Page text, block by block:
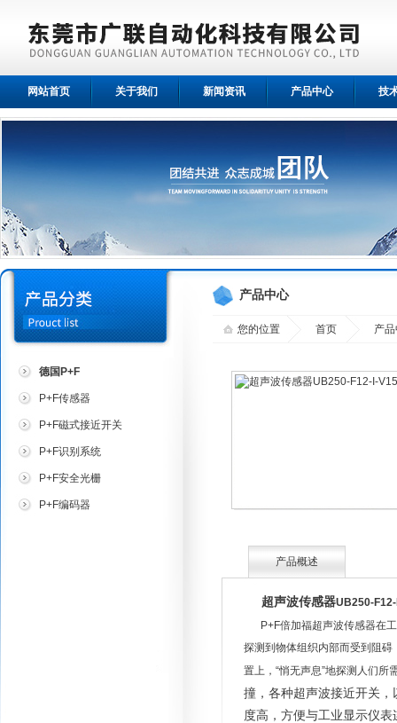
网站首页 关于我们 新闻资讯 产品中心 技
德国P+F
P+F传感器
P+F磁式接近开关
P+F识别系统
P+F安全光栅
P+F编码器
产品中心
您的位置 首页 产
产品概述
超声波传感器UB250-
P+F倍加福超声波传感器在
探测到物体组织内部而受到阻
置上，“悄无声息”地探测人们所
撞，各种超声波接近开关
度高，方便与工业显示仪